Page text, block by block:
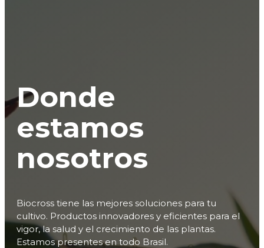
Donde
estamos
nosotros
Biocross tiene las mejores soluciones para tu
cultivo. Productos innovadores y eficientes para el
vigor, la salud y el crecimiento de las plantas.
Estamos presentes en todo Brasil.